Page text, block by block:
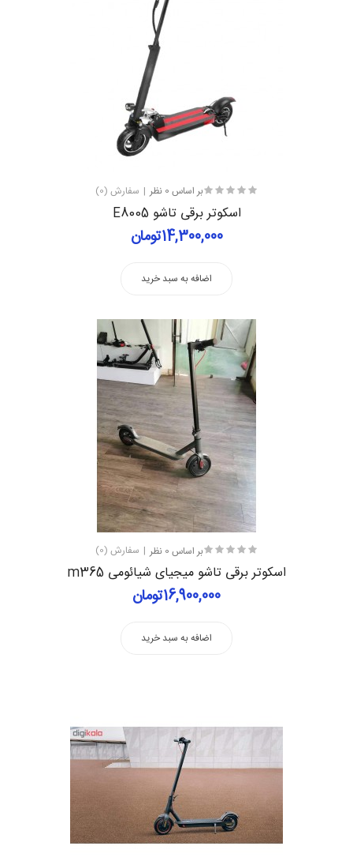
بر اساس 0 نظر سفارش (0)
اسکوتر برقی تاشو E8005
14,300,000تومان
اضافه به سبد خرید
بر اساس 0 نظر سفارش (0)
اسکوتر برقی تاشو میجیای شیائومی m365
16,900,000تومان
اضافه به سبد خرید